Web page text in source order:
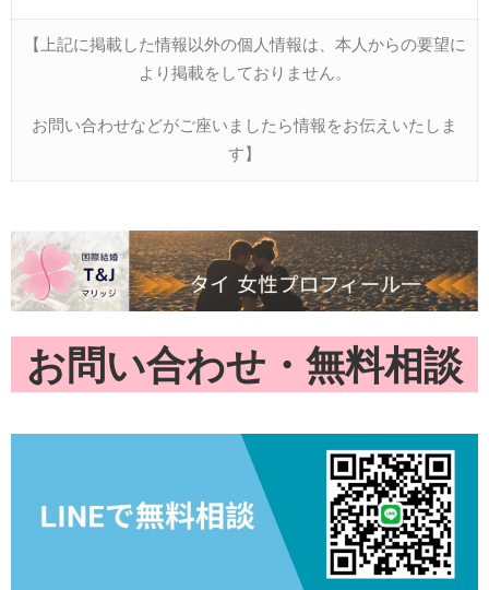
【上記に掲載した情報以外の個人情報は、本人からの要望に
より掲載をしておりません。
お問い合わせなどがご座いましたら情報をお伝えいたしま
す】
お問い合わせ・無料相談